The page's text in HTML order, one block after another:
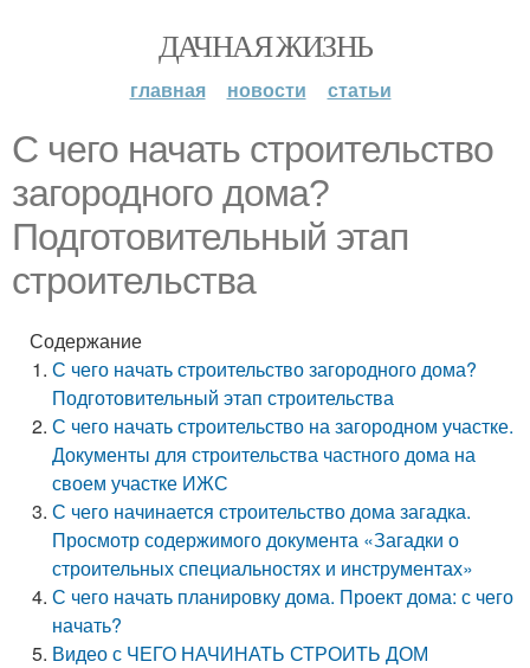
ДАЧНАЯ ЖИЗНЬ
главная новости статьи
С чего начать строительство
загородного дома?
Подготовительный этап
строительства
Содержание
С чего начать строительство загородного дома?
Подготовительный этап строительства
С чего начать строительство на загородном участке.
Документы для строительства частного дома на
своем участке ИЖС
С чего начинается строительство дома загадка.
Просмотр содержимого документа «Загадки о
строительных специальностях и инструментах»
С чего начать планировку дома. Проект дома: с чего
начать?
Видео с ЧЕГО НАЧИНАТЬ СТРОИТЬ ДОМ